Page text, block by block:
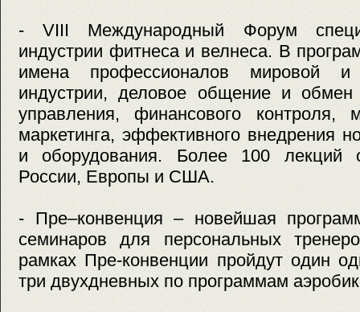
- VΙΙI Международный Форум
индустрии фитнеса и велнеса. В
имена профессионалов мировой и
индустрии, деловое общение и
управления, финансового контроля,
маркетинга, эффективного внедрения
и оборудования. Более 100 лекций
России, Европы и США.
- Пре–конвенция – новейшая
семинаров для персональных
рамках Пре-конвенции пройдут один
три двухдневных по программам